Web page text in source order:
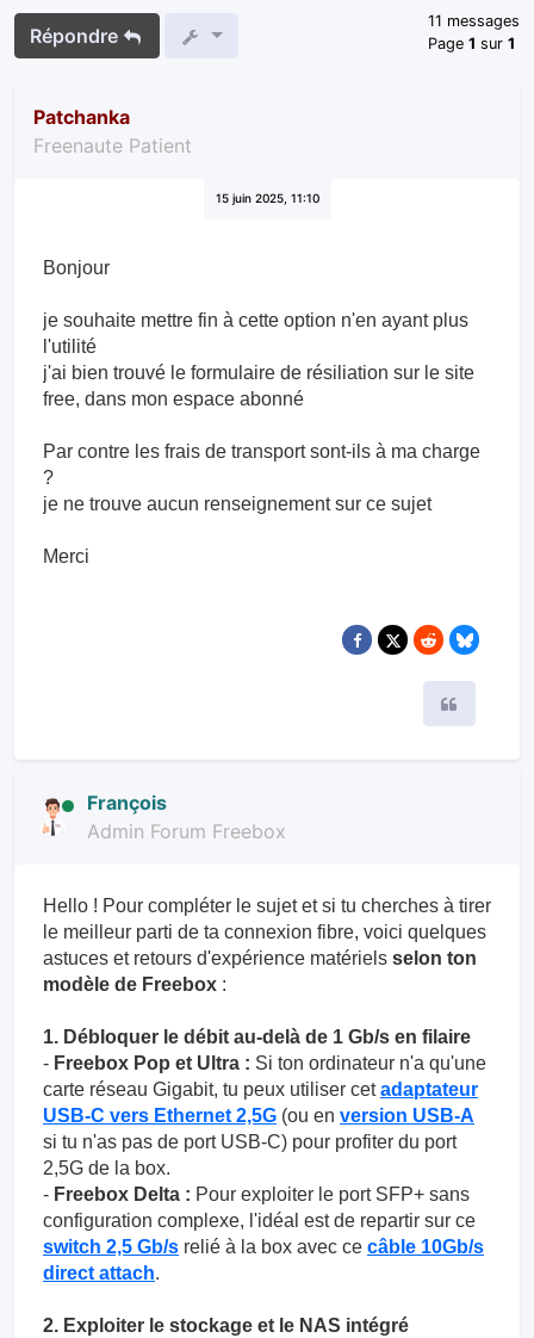
Répondre
11 messages
Page1 sur1
Patchanka
Freenaute Patient
15 juin 2025, 11:10
Bonjour
je souhaite mettre fin à cette option n'en ayant plus
l'utilité
j'ai bien trouvé le formulaire de résiliation sur le site
free, dans mon espace abonné
Par contre les frais de transport sont-ils à ma charge
?
je ne trouve aucun renseignement sur ce sujet
Merci
François
Admin Forum Freebox
Hello ! Pour compléter le sujet et si tu cherches à tirer
le meilleur parti de ta connexion fibre, voici quelques
astuces et retours d'expérience matériels selon ton
modèle de Freebox :
1. Débloquer le débit au-delà de 1 Gb/s en filaire
- Freebox Pop et Ultra : Si ton ordinateur n'a qu'une
carte réseau Gigabit, tu peux utiliser cetadaptateur
USB-C vers Ethernet 2,5G (ou en version USB-A
si tu n'as pas de port USB-C) pour profiter du port
2,5G de la box.
- Freebox Delta : Pour exploiter le port SFP+ sans
configuration complexe, l'idéal est de repartir sur ce
switch 2,5 Gb/s relié à la box avec ce câble 10Gb/s
direct attach.
2. Exploiter le stockage et le NAS intégré